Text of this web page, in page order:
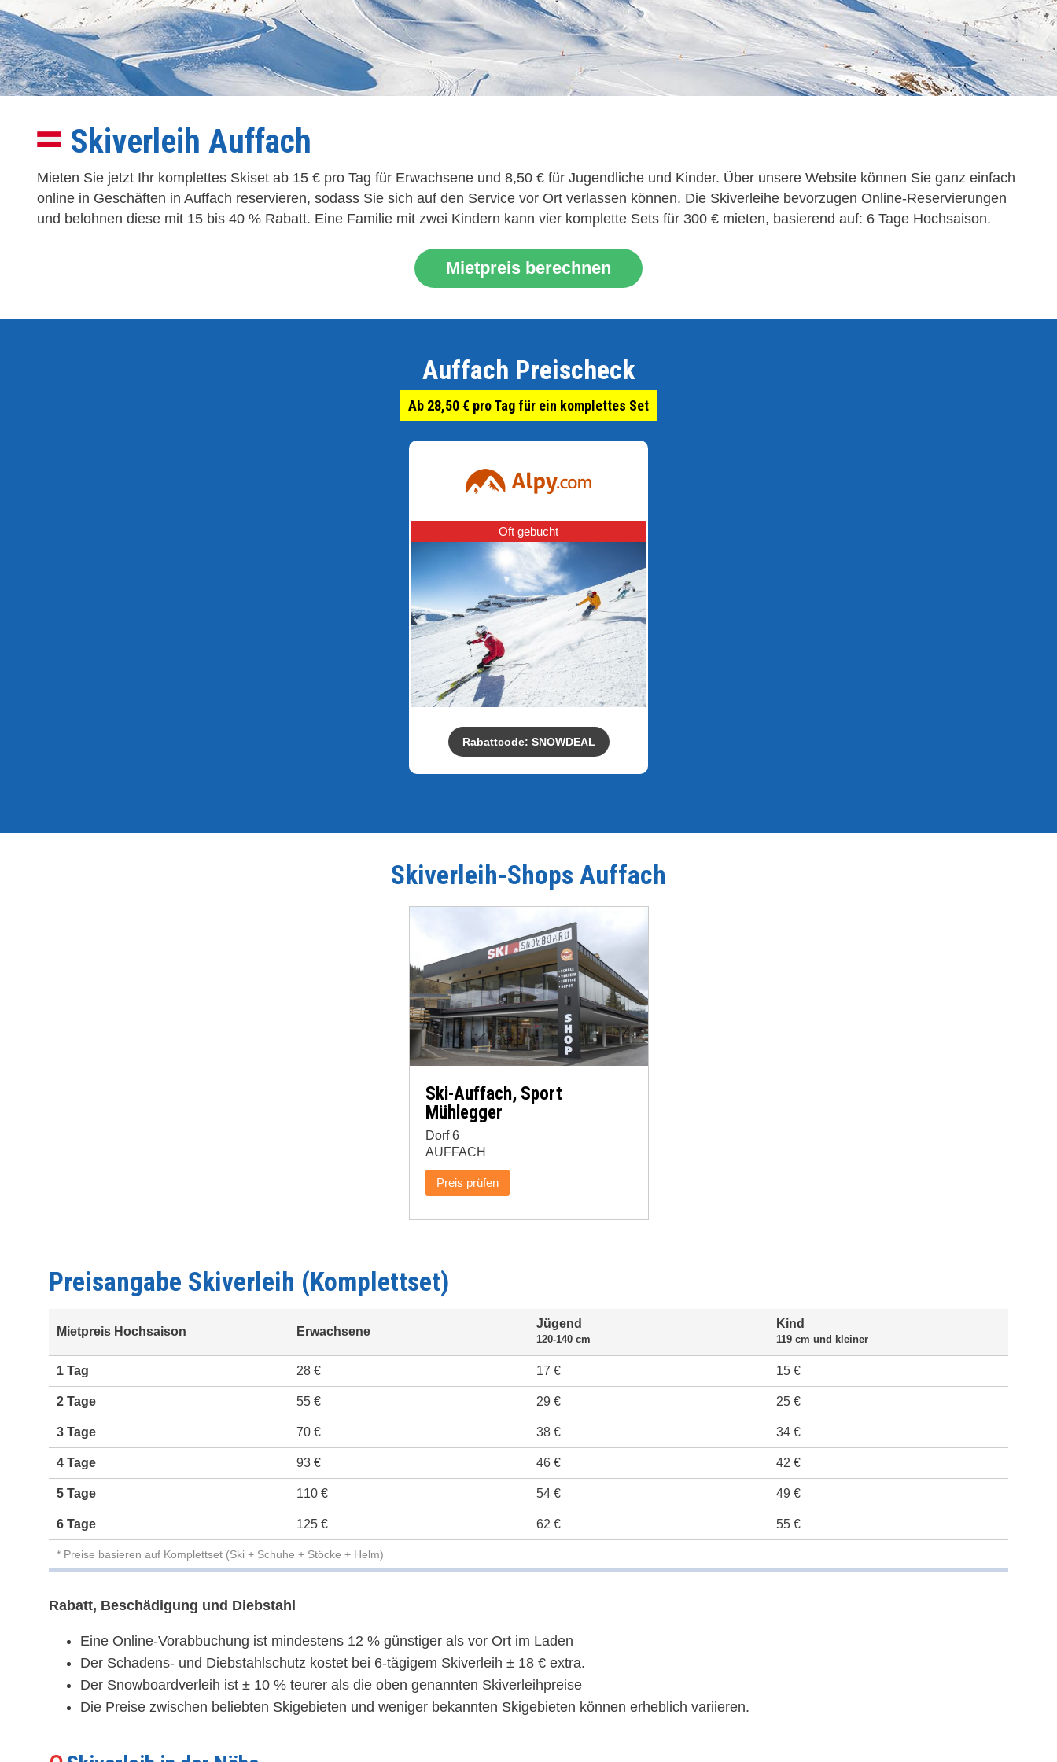
Skiverleih Auffach
Mieten Sie jetzt Ihr komplettes Skiset ab 15 € pro Tag für Erwachsene und 8,50 € für Jugendliche und Kinder. Über unsere Website können Sie ganz einfach
online in Geschäften in Auffach reservieren, sodass Sie sich auf den Service vor Ort verlassen können. Die Skiverleihe bevorzugen Online-Reservierungen
und belohnen diese mit 15 bis 40 % Rabatt. Eine Familie mit zwei Kindern kann vier komplette Sets für 300 € mieten, basierend auf: 6 Tage Hochsaison.
Mietpreis berechnen
Auffach Preischeck
Ab 28,50 € pro Tag für ein komplettes Set
Oft gebucht
Rabattcode: SNOWDEAL
Skiverleih-Shops Auffach
Ski-Auffach, Sport
Mühlegger
Dorf 6
AUFFACH
Preis prüfen
Preisangabe Skiverleih (Komplettset)
Mietpreis Hochsaison Erwachsene
Jügend
120-140 cm
Kind
119 cm und kleiner
1 Tag 28 € 17 € 15 €
2 Tage 55 € 29 € 25 €
3 Tage 70 € 38 € 34 €
4 Tage 93 € 46 € 42 €
5 Tage 110 € 54 € 49 €
6 Tage 125 € 62 € 55 €
* Preise basieren auf Komplettset (Ski + Schuhe + Stöcke + Helm)
Rabatt, Beschädigung und Diebstahl
Eine Online-Vorabbuchung ist mindestens 12 % günstiger als vor Ort im Laden
Der Schadens- und Diebstahlschutz kostet bei 6-tägigem Skiverleih ± 18 € extra.
Der Snowboardverleih ist ± 10 % teurer als die oben genannten Skiverleihpreise
Die Preise zwischen beliebten Skigebieten und weniger bekannten Skigebieten können erheblich variieren.